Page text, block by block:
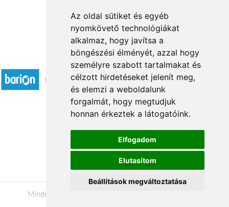
Az oldal sütiket és egyéb
nyomkövető technológiákat
alkalmaz, hogy javítsa a
böngészési élményét, azzal hogy
személyre szabott tartalmakat és
célzott hirdetéseket jelenít meg,
és elemzi a weboldalunk
forgalmát, hogy megtudjuk
honnan érkeztek a látogatóink.
Elfogadom
Elutasítom
Beállítások megváltoztatása
Elfogadott fizetési módok
Á.SZ.F.
Impresszum
Adatkezelési tájékoztató
Minden jog fenntartva © 2026 |